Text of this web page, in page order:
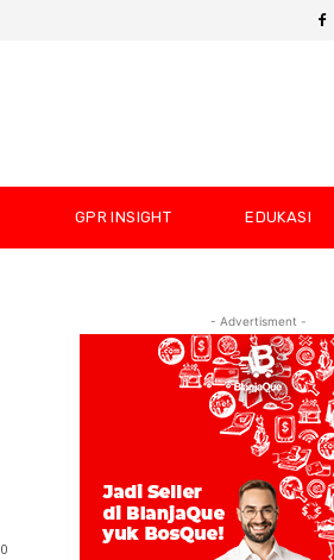
GPR INSIGHT EDUKASI
0
- Advertisment -